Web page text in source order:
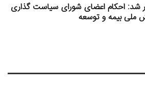
شد: احكام اعضای شورای سیاست گذاری
بیمه و توسعه